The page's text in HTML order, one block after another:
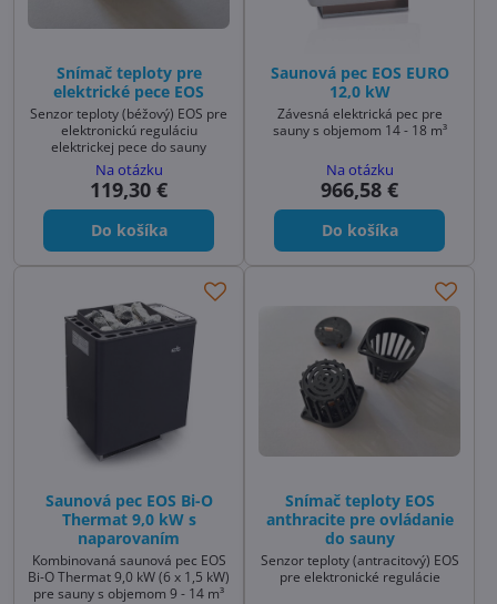
Snímač teploty pre
elektrické pece EOS
Senzor teploty (béžový) EOS pre
elektronickú reguláciu
elektrickej pece do sauny
Na otázku
119,30 €
Do košíka
Saunová pec EOS EURO
12,0 kW
Závesná elektrická pec pre
sauny s objemom 14 - 18 m³
Na otázku
966,58 €
Do košíka
Saunová pec EOS Bi-O
Thermat 9,0 kW s
naparovaním
Kombinovaná saunová pec EOS
Bi-O Thermat 9,0 kW (6 x 1,5 kW)
pre sauny s objemom 9 - 14 m³
Snímač teploty EOS
anthracite pre ovládanie
do sauny
Senzor teploty (antracitový) EOS
pre elektronické regulácie